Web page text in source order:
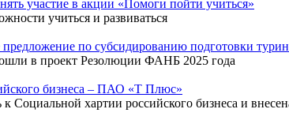
участие в акции «Помоги пойти учиться»
учиться и развиваться
по субсидированию подготовки
в проект Резолюции ФАНБ 2025 года
бизнеса – ПАО «Т Плюс»
хартии российского бизнеса и